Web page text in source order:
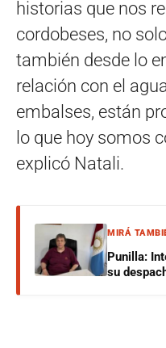
historias que nos
cordobeses, no
también desde lo
relación con el
embalses, están
lo que hoy somos
explicó Natali.
MIRÁ
Punilla:
su